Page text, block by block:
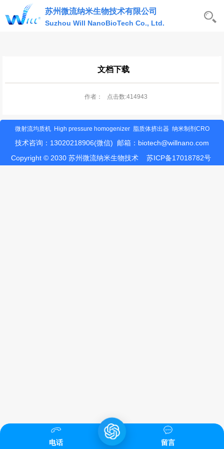
苏州微流纳米生物技术有限公司
Suzhou Will NanoBioTech Co., Ltd.
文档下载
作者： 点击数:414943
微射流均质机 High pressure homogenizer 脂质体挤出器 纳米制剂CRO
技术咨询：13020218906(微信) 邮箱： biotech@willnano.com
Copyright © 2030 苏州微流纳米生物技术 苏ICP备17018782号
电话 留言